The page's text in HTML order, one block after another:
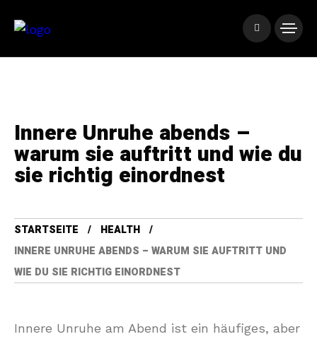
Innere Unruhe abends –
warum sie auftritt und wie du
sie richtig einordnest
STARTSEITE
HEALTH
INNERE UNRUHE ABENDS – WARUM SIE AUFTRITT UND
WIE DU SIE RICHTIG EINORDNEST
Innere Unruhe am Abend ist ein häufiges, aber